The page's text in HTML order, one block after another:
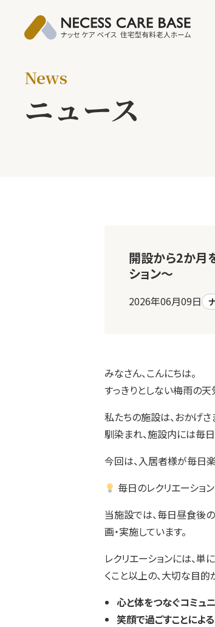
News
ニュース
開設から2か月
ション～
2026年06月09日
みなさん、こんにちは。
すっきりとしない梅雨の天
私たちの施設は、おかげ
馴染まれ、施設内には毎
今回は、入居者様が毎日楽
毎日のレクリエーショ
当施設では、毎日昼食後
画・実施しています。
レクリエーションには、
くこと以上の、大切な目的
心と体をつなぐコミュ
笑顔で過ごすことによ